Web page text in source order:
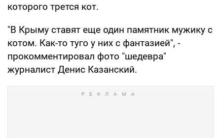
которого трется кот.
"В Крыму ставят еще один памятник мужику с
котом. Как-то туго у них с фантазией", -
прокомментировал фото "шедевра"
журналист Денис Казанский.